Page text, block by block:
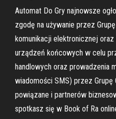
Automat Do Gry najnowsze
zgodę na używanie przez
komunikacji elektronicznej
urządzeń końcowych w celu
handlowych oraz prowadzenia
wiadomości SMS) przez Grupę
powiązane i partnerów
spotkasz się w Book of Ra